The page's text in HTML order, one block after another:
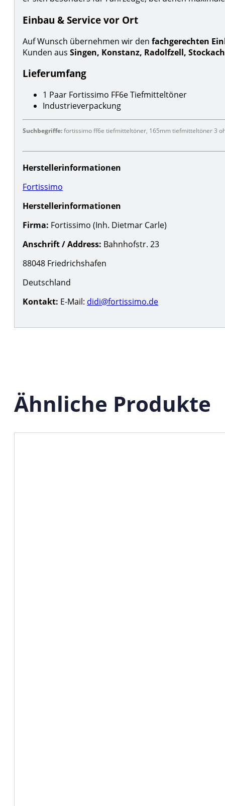
Einbau & Service vor Ort
Auf Wunsch übernehmen wir den fachgerechten
Kunden aus Singen, Konstanz, Radolfzell, Stockach
Lieferumfang
1 Paar Fortissimo FF6e Tiefmitteltöner
Industrieverpackung
Suchbegriffe:fortissimo ff6e tiefmitteltöner, 165mm tiefmitteltöner 3
Herstellerinformationen
Fortissimo
Herstellerinformationen
Firma: Fortissimo (Inh. Dietmar Carle)
Anschrift / Address: Bahnhofstr. 23
88048 Friedrichshafen
Deutschland
Kontakt: E-Mail: didi@fortissimo.de
Ähnliche Produkte